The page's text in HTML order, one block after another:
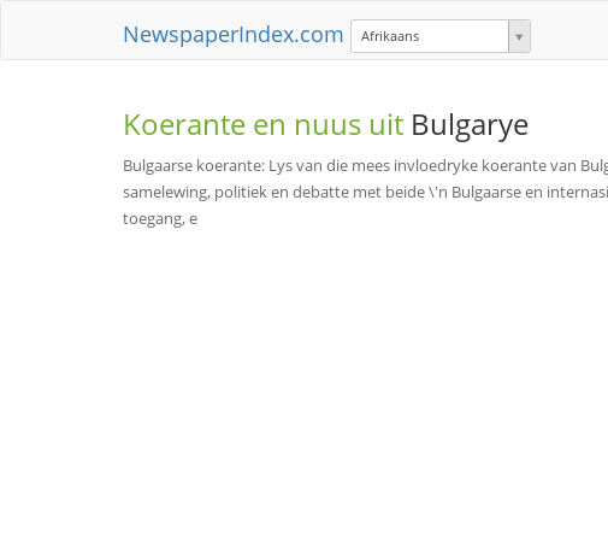
NewspaperIndex.com Afrikaans
Koerante en nuus uit Bulgarye
Bulgaarse koerante: Lys van die mees invloedryke koerante van
samelewing, politiek en debatte met beide \'n Bulgaarse en
toegang, e